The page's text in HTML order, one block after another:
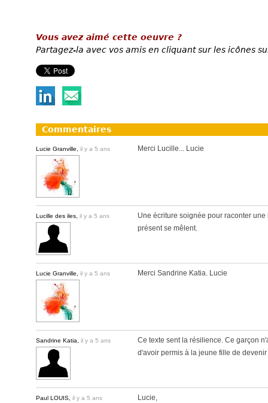
Vous avez aimé cette oeuvre ?
Partagez-la avec vos amis en cliquant sur les icônes
Commentaires
Lucie Granville, il y a 5 ans Merci Lucille... Lucie
Lucille des iles, il y a 5 ans
Une écriture soignée pour raconter
présent se mêlent.
Lucie Granville, il y a 5 ans Merci Sandrine Katia. Lucie
Sandrine Katia, il y a 5 ans
Ce texte sent la résilience. Ce garçon
d'avoir permis à la jeune fille de
Paul LOUIS, il y a 5 ans
Lucie,